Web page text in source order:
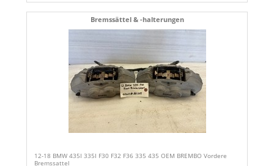
Bremssättel & -halterungen
12-18 BMW 435I 335I F30 F32 F36 335 435 OEM BREMBO Vordere
Bremssattel